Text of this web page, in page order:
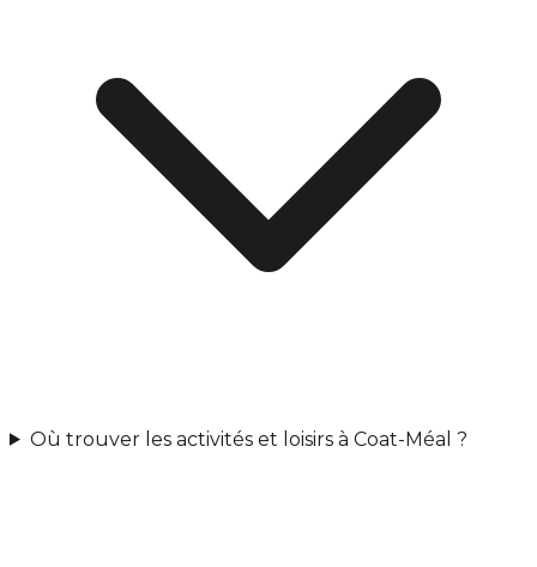
Où trouver les activités et loisirs à Coat-Méal ?